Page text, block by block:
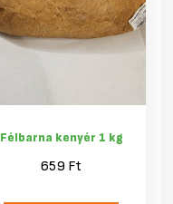
Félbarna kenyér 1 kg
659 Ft